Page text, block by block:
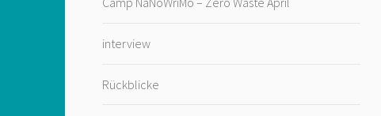
interview
Rückblicke